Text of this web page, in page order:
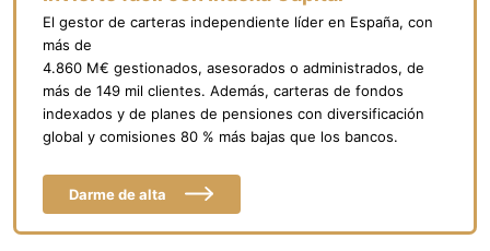
El gestor de carteras independiente líder en España, con
más de
4.860 M€ gestionados, asesorados o administrados, de
más de 149 mil clientes. Además, carteras de fondos
indexados y de planes de pensiones con diversificación
global y comisiones 80 % más bajas que los bancos.
Darme de alta